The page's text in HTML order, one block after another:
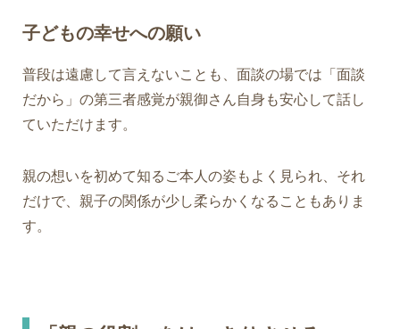
子どもの幸せへの願い
普段は遠慮して言えないことも、面談の場では「面談
だから」の第三者感覚が親御さん自身も安心して話し
ていただけます。
親の想いを初めて知るご本人の姿もよく見られ、 それ
だけで、親子の関係が少し柔らかくなることもありま
す。